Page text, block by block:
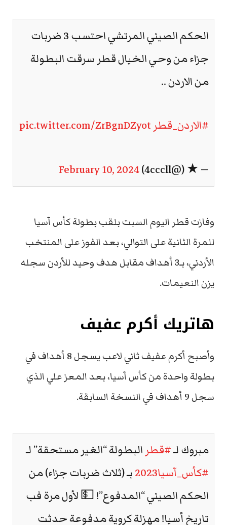
الحكم الصيني المرتشي احتسب 3 ضربات
جزاء من وحي الخيال قطر سرقت البطولة
من الاردن ..
#الاردن_قطر pic.twitter.com/ZrBgnDZyot
— ★ (@4cccll)
February 10, 2024
وفازت قطر اليوم السبت بلقب بطولة كأس آسيا
للمرة الثانية على التوالي، بعد الفوز على المنتخب
الأردني، بـ3 أهداف مقابل هدف وحيد للأردن سجله
يزن النعيمات.
هاتريك أكرم عفيف
وأصبح أكرم عفيف ثاني لاعب يسجل 8 أهداف في
بطولة واحدة من كأس آسيا، بعد المعز علي الذي
سجل 9 أهداف في النسخة السابقة.
مبروك لـ#قطر البطولة “الغير مستحقة” لـ
#كأس_آسيا2023
بـ (ثلاث ضربات جزاء) من
الحكم الصيني “المدفوع”! 💵 لأول مرة فب
تاريخ أسيا! مهزلة كروية مدفوعة حدثت